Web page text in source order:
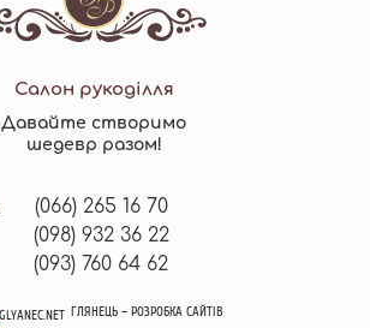
Салон рукоділля
Давайте створимо
шедевр разом!
(066)265 16 70
(098)932 36 22
(093) 760 64 62
ГЛЯНЕЦЬ– РОЗРОБКА САЙТІВ
ГЛЯНЕЦЬ– РОЗРОБКА САЙТІВ